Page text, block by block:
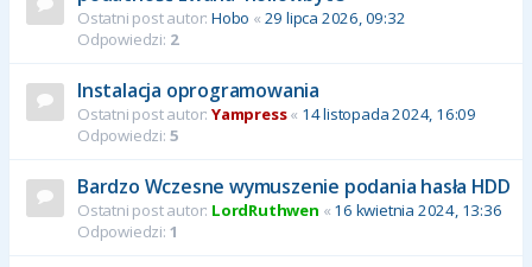
Ostatni post autor: Hobo « 29 lipca 2026, 09:32
Odpowiedzi: 2
Instalacja oprogramowania
Ostatni post autor: Yampress« 14 listopada 2024, 16:09
Odpowiedzi: 5
Bardzo Wczesne wymuszenie podania hasła HDD
Ostatni post autor: LordRuthwen « 16 kwietnia 2024, 13:36
Odpowiedzi: 1